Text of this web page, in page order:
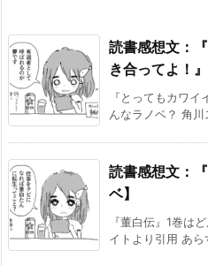
読書感想文：
き合ってよ！
『とってもカワ
んなラノベ？ 角
読書感想文：
ベ】
『董白伝』1巻は
イトより引用 あ